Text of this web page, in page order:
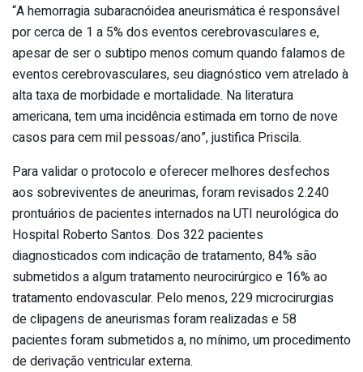
“A hemorragia subaracnóidea aneurismática é responsável
por cerca de 1 a 5% dos eventos cerebrovasculares e,
apesar de ser o subtipo menos comum quando falamos de
eventos cerebrovasculares, seu diagnóstico vem atrelado à
alta taxa de morbidade e mortalidade. Na literatura
americana, tem uma incidência estimada em torno de nove
casos para cem mil pessoas/ano”, justifica Priscila.
Para validar o protocolo e oferecer melhores desfechos
aos sobreviventes de aneurimas, foram revisados 2.240
prontuários de pacientes internados na UTI neurológica do
Hospital Roberto Santos. Dos 322 pacientes
diagnosticados com indicação de tratamento, 84% são
submetidos a algum tratamento neurocirúrgico e 16% ao
tratamento endovascular. Pelo menos, 229 microcirurgias
de clipagens de aneurismas foram realizadas e 58
pacientes foram submetidos a, no mínimo, um procedimento
de derivação ventricular externa.